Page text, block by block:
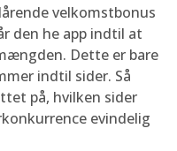
velkomstbonus
den he app indtil at
Dette er bare
indtil sider. Så
på, hvilken sider
evindelig